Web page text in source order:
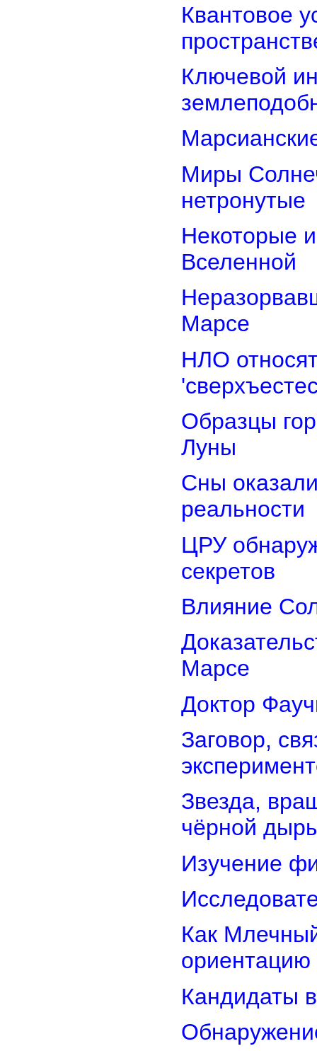
Квантовое
Ключевой
Миры
нетронутые
Некоторые
Вселенной
Марсе
НЛО
Образцы
Луны
Сны
реальности
ЦРУ
секретов
Влияние
Марсе
Доктор
Заговор,
Звезда,
чёрной
Изучение
Как
ориентацию
Кандидаты